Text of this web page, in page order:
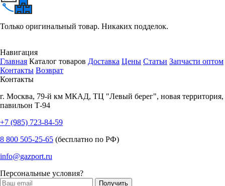
Только оригинальный товар. Никаких подделок.
Навигация
Главная Каталог товаров Доставка Цены Статьи Запчасти оптом
Контакты Возврат
Контакты
г. Москва, 79-й км МКАД, ТЦ "Левый берег", новая территория,
павильон Т-94
+7 (985) 723-84-59
8 800 505-25-65 (бесплатно по РФ)
info@gazport.ru
Персональные условия?